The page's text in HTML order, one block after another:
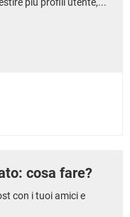
cosa fare?
con i tuoi amici e